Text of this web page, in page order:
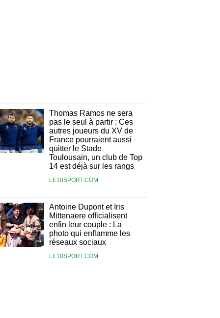
Thomas Ramos ne sera
pas le seul à partir : Ces
autres joueurs du XV de
France pourraient aussi
quitter le Stade
Toulousain, un club de Top
14 est déjà sur les rangs
LE10SPORT.COM
Antoine Dupont et Iris
Mittenaere officialisent
enfin leur couple : La
photo qui enflamme les
réseaux sociaux
LE10SPORT.COM